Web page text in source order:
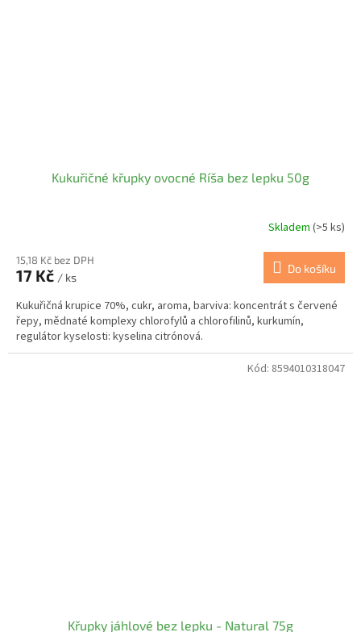
Kukuřičné křupky ovocné Ríša bez lepku 50g
Skladem (>5 ks)
15,18 Kč bez DPH
17 Kč / ks
Do košíku
Kukuřičná krupice 70%, cukr, aroma, barviva: koncentrát s červené
řepy, mědnaté komplexy chlorofylů a chlorofilinů, kurkumín,
regulátor kyselosti: kyselina citrónová.
Křupky jáhlové bez lepku - Natural 75g
Kód: 8594010318047